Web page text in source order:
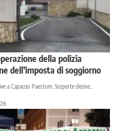
della polizia
dell’imposta di soggiorno
Capaccio Paestum. Scoperte decine…